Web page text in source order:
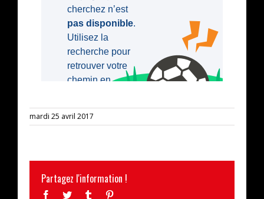
mardi 25 avril 2017
Partagez l'information !
Facebook
Twitter Tumblr